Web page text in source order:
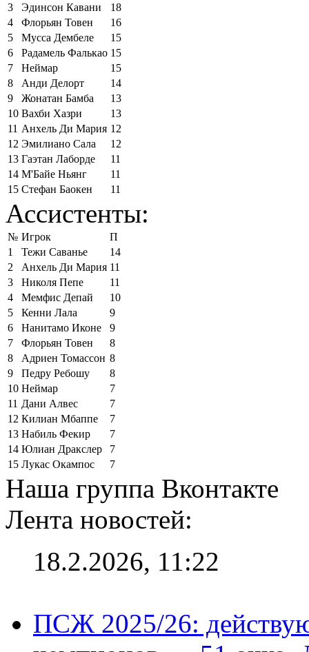
3
Эдинсон Кавани
18
4
Флорьян Товен
16
5
Мусса Дембеле
15
6
Радамель Фалькао 15
7
Неймар
15
8
Анди Делорт
14
9
Жонатан Бамба
13
10 Вахби Хазри
13
11 Анхель Ди Мария 12
12 Эмилиано Сала
12
13 Гаэтан Лаборде
11
14 М'Байе Ньянг
11
15 Стефан Баокен 11
Ассистенты:
№ Игрок
П
1
Тежи Саванье
14
2
Анхель Ди Мария 11
3
Николя Пепе
11
4
Мемфис Депай
10
5
Кенни Лала
9
6
Нанитамо Иконе
9
7
Флорьян Товен
8
8
Адриен Томассон 8
9
Педру Ребошу
8
10 Неймар
7
11 Дани Алвес
7
12 Килиан Мбаппе
7
13 Набиль Фекир
7
14 Юлиан Дракслер
7
15 Лукас Окампос 7
Наша группа Вконтакте
Лента новостей:
18.2.2026, 11:22
ПСЖ 2025/26: